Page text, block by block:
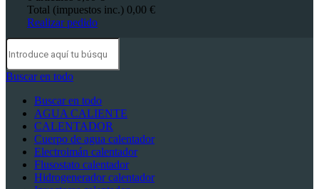
Total (impuestos inc.) 0,00 €
Realizar pedido
Buscar en todo
Buscar en todo
AGUA CALIENTE
CALENTADOR
Cuerpo de agua calentador
Electroimán calentador
Flusostato calentador
Hidrogenerador calentador